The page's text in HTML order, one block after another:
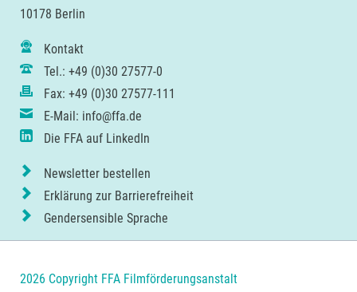
10178 Berlin
Kontakt
Tel.: +49 (0)30 27577-0
Fax: +49 (0)30 27577-111
E-Mail: info@ffa.de
Die FFA auf LinkedIn
Newsletter bestellen
Erklärung zur Barrierefreiheit
Gendersensible Sprache
2026 Copyright FFA Filmförderungsanstalt